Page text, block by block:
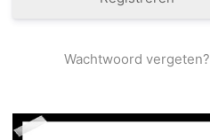
Wachtwoord vergeten?